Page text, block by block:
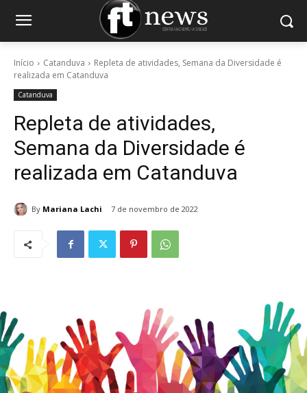
Início Catanduva
Repleta de atividades, Semana da Diversidade é
realizada em Catanduva
Catanduva
Repleta de atividades,
Semana da Diversidade é
realizada em Catanduva
By Mariana Lachi 7 de novembro de 2022